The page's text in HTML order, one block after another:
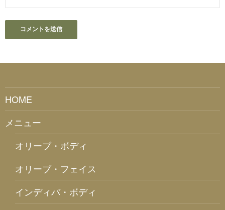
HOME
メニュー
オリーブ・ボディ
オリーブ・フェイス
インディバ・ボディ